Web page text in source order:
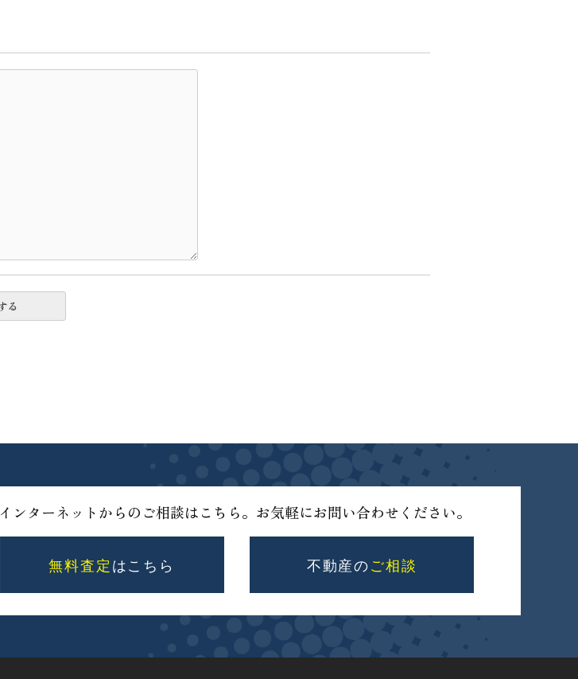
インターネットからのご相談はこちら。お気軽にお問い合わせください。
無料査定 はこちら 不動産の ご相談